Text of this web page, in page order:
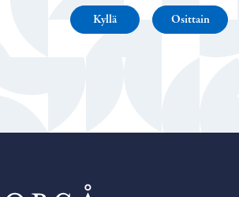
Kyllä Osittain